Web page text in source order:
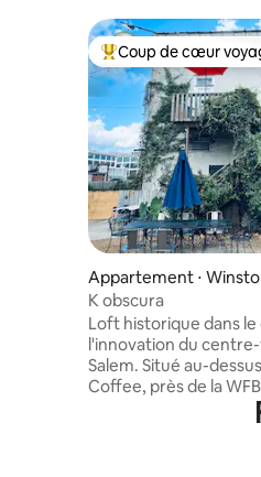
Coups de cœur
Coup de cœur
Appartement ⋅
em
K obscura
Loft historique dans
l'innovation du
Salem. Situé au-dessus de Krankies
Coffee, près de la
de Bailey Park. À
de plusieurs